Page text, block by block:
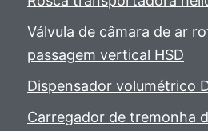
Válvula de câmara de ar
passagem vertical HSD
Dispensador volumétrico
Carregador de tremonha